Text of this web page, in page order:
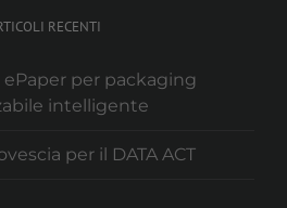
RECENTI
ePaper per packaging
intelligente
per il DATA ACT